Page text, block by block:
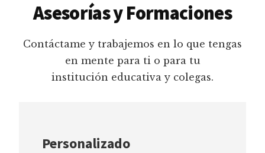
Asesorías y Formaciones
Contáctame y trabajemos en lo que tengas
en mente para ti o para tu
institución educativa y colegas.
Personalizado